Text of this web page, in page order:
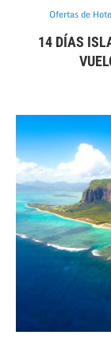
Ofertas de
14 DÍAS